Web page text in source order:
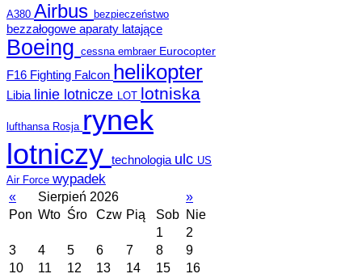
A380 Airbus bezpieczeństwo
bezzałogowe aparaty latające
Boeing cessna embraer Eurocopter
F16 Fighting Falcon helikopter
Libia linie lotnicze LOT lotniska
lufthansa Rosja rynek
lotniczy technologia ulc US
Air Force wypadek
« Sierpień 2026
»
Pon Wto Śro Czw Pią Sob Nie
1
2
3
4 5 6 7 8
9
10
11 12 13 14 15
16